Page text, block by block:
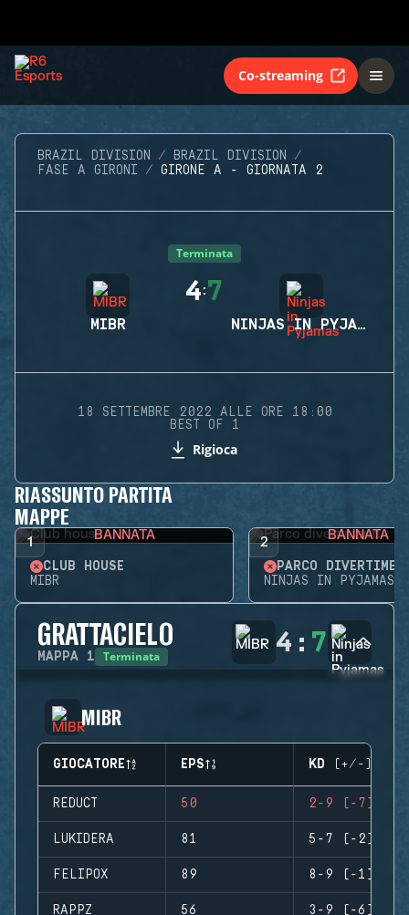
Co-streaming
BRAZIL DIVISION
BRAZIL DIVISION
FASE A GIRONI
GIRONE A - GIORNATA 2
Terminata
MIBR
4:7
NINJAS IN PYJAMAS
18 SETTEMBRE 2022 ALLE ORE 18:00
BEST OF 1
Rigioca
RIASSUNTO PARTITA
MAPPE
1 BANNATA
CLUB HOUSE
MIBR
2 BANNATA
PARCO
NINJAS IN PYJAMAS
GRATTACIELO
MAPPA 1 Terminata 4 : 7
MIBR
GIOCATORE EPS KD (+/-)
REDUCT 50 2-9 (-7)
LUKIDERA 81 5-7 (-2)
FELIPOX 89 8-9 (-1)
RAPPZ 56 3-9 (-6)